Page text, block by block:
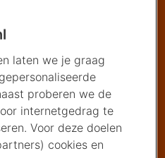
laten we je graag
proberen we de
internetgedrag te
Voor deze doelen
cookies en